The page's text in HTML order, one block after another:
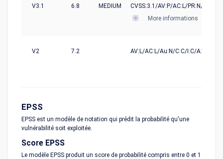
V3.1 6.8 MEDIUM
CVSS:3.1/AV:P/AC:L/PR:N/UI:N/
More informations
V2 7.2 AV:L/AC:L/Au:N/C:C/I:C/A:C
EPSS
EPSS est un modèle de notation qui prédit la probabilité qu'une
vulnérabilité soit exploitée.
Score EPSS
Le modèle EPSS produit un score de probabilité compris entre 0 et 1